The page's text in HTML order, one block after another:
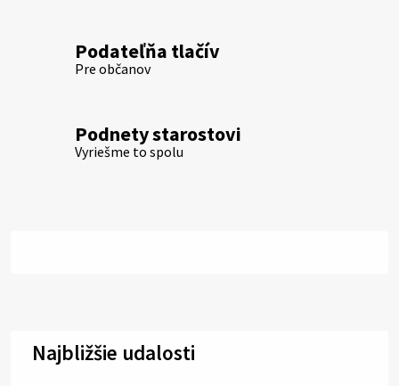
Podateľňa tlačív
Pre občanov
Podnety starostovi
Vyriešme to spolu
Najbližšie udalosti